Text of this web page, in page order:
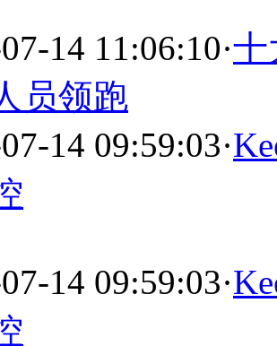
14 11:06:10·十
员领跑
14 09:59:03·
14 09:59:03·